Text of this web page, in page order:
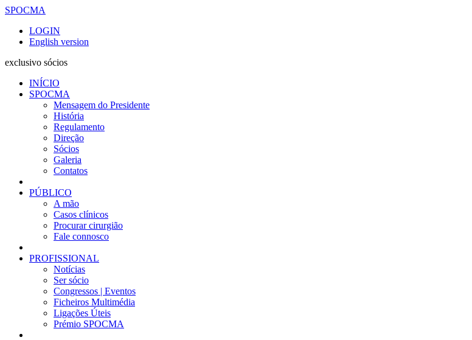
SPOCMA
LOGIN
English version
exclusivo sócios
INÍCIO
SPOCMA
Mensagem do Presidente
História
Regulamento
Direção
Sócios
Galeria
Contatos
PÚBLICO
A mão
Casos clínicos
Procurar cirurgião
Fale connosco
PROFISSIONAL
Notícias
Ser sócio
Congressos | Eventos
Ficheiros Multimédia
Ligações Úteis
Prémio SPOCMA